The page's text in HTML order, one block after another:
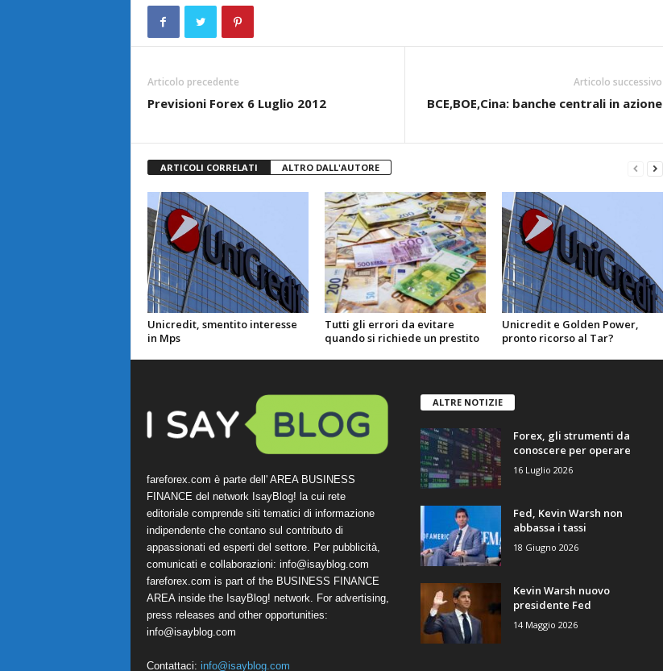
Articolo precedente
Previsioni Forex 6 Luglio 2012
Articolo successivo
BCE,BOE,Cina: banche centrali in azione
ARTICOLI CORRELATI ALTRO DALL'AUTORE
Unicredit, smentito interesse
in Mps
Tutti gli errori da evitare
quando si richiede un prestito
Unicredit e Golden Power,
pronto ricorso al Tar?
fareforex.com è parte dell' AREA BUSINESS
FINANCE del network IsayBlog! la cui rete
editoriale comprende siti tematici di informazione
indipendente che contano sul contributo di
appassionati ed esperti del settore. Per pubblicità,
comunicati e collaborazioni: info@isayblog.com
fareforex.com is part of the BUSINESS FINANCE
AREA inside the IsayBlog! network. For advertising,
press releases and other opportunities:
info@isayblog.com
Contattaci: info@isayblog.com
ALTRE NOTIZIE
Forex, gli strumenti da
conoscere per operare
16 Luglio 2026
Fed, Kevin Warsh non
abbassa i tassi
18 Giugno 2026
Kevin Warsh nuovo
presidente Fed
14 Maggio 2026